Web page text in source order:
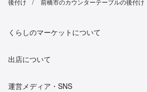
後付け
前橋市のカウンターテーブルの後付け
くらしのマーケットについて
出店について
運営メディア・SNS